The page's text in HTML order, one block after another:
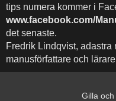
tips numera kommer i
www.facebook.com/
det senaste.
Fredrik Lindqvist, adastra
manusförfattare och
Gilla och